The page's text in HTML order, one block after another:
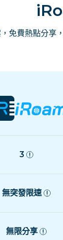
免費熱點分
3
無突發限速
無限分享